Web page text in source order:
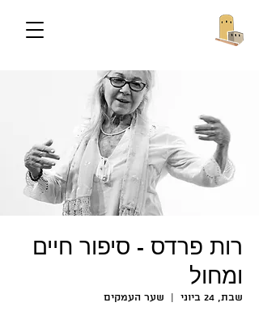
רות פרדס - סיפור חיים
ומחול
שבת, 24 ביוני
  |
שער העמקים